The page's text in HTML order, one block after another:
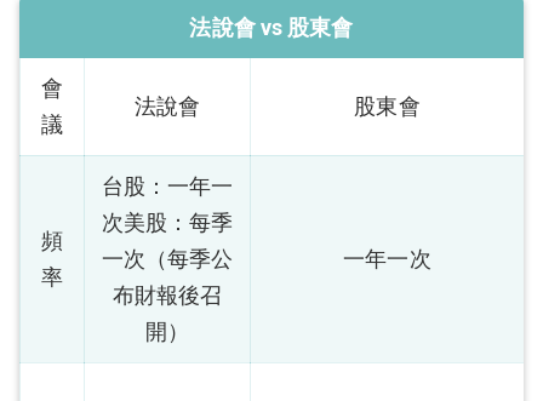
法說會 vs 股東會
會
議
法說會 股東會
頻
率
台股：一年一
次美股：每季
一次（每季公
布財報後召
開 ）
一年一次